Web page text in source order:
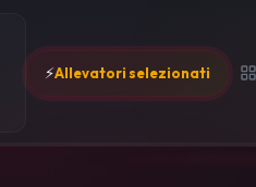
⚡Allevatori selezionati